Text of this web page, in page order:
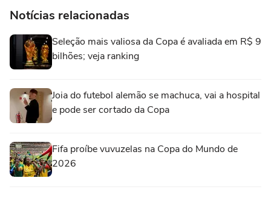
Notícias relacionadas
Seleção mais valiosa da Copa é avaliada em R$ 9
bilhões; veja ranking
Joia do futebol alemão se machuca, vai a hospital
e pode ser cortado da Copa
Fifa proíbe vuvuzelas na Copa do Mundo de
2026